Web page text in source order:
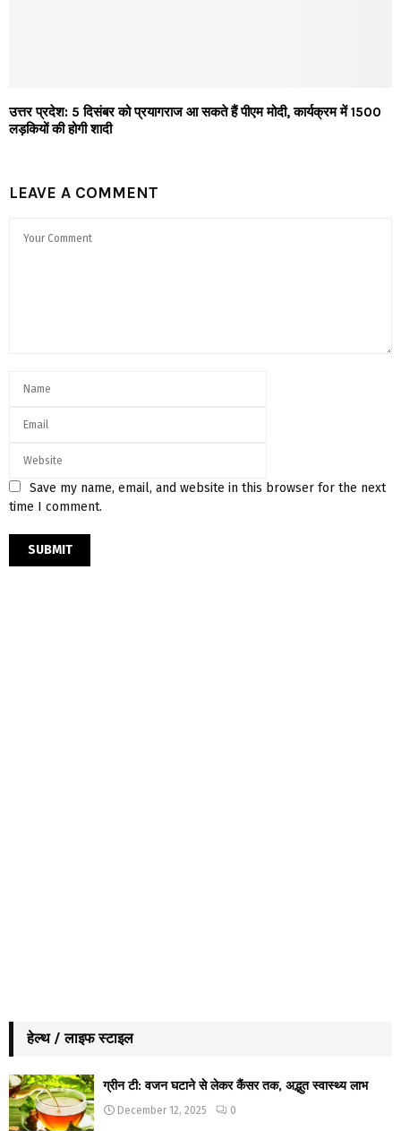
उत्तर प्रदेश: 5 दिसंबर को प्रयागराज आ सकते हैं पीएम मोदी, कार्यक्रम में 1500
लड़कियों की होगी शादी
LEAVE A COMMENT
Save my name, email, and website in this browser for the next
time I comment.
हेल्थ / लाइफ स्टाइल
ग्रीन टी: वजन घटाने से लेकर कैंसर तक, अद्भुत स्वास्थ्य लाभ
December 12, 2025 0